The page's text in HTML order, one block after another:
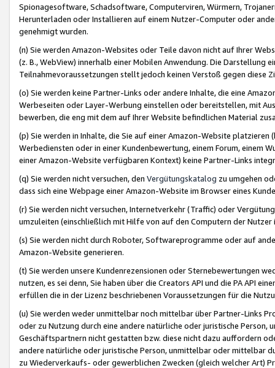
Spionagesoftware, Schadsoftware, Computerviren, Würmern,
Herunterladen oder Installieren auf einem Nutzer-Computer oder
genehmigt wurden.
(n) Sie werden Amazon-Websites oder Teile davon nicht auf Ihrer
(z. B., WebView) innerhalb einer Mobilen Anwendung. Die Darstellung
Teilnahmevoraussetzungen stellt jedoch keinen Verstoß gegen diese
(o) Sie werden keine Partner-Links oder andere Inhalte, die eine
Werbeseiten oder Layer-Werbung einstellen oder bereitstellen, mit
bewerben, die eng mit dem auf Ihrer Website befindlichen Material
(p) Sie werden in Inhalte, die Sie auf einer Amazon-Website
Werbediensten oder in einer Kundenbewertung, einem Forum, einem
einer Amazon-Website verfügbaren Kontext) keine Partner-Links
(q) Sie werden nicht versuchen, den Vergütungskatalog zu umgehen
dass sich eine Webpage einer Amazon-Website im Browser eines
(r) Sie werden nicht versuchen, Internetverkehr (Traffic) oder
umzuleiten (einschließlich mit Hilfe von auf den Computern der
(s) Sie werden nicht durch Roboter, Softwareprogramme oder auf
Amazon-Website generieren.
(t) Sie werden unsere Kundenrezensionen oder Sternebewertungen
nutzen, es sei denn, Sie haben über die Creators API und die PA API
erfüllen die in der Lizenz beschriebenen Voraussetzungen für die
(u) Sie werden weder unmittelbar noch mittelbar über Partner-Links
oder zu Nutzung durch eine andere natürliche oder juristische
Geschäftspartnern nicht gestatten bzw. diese nicht dazu auffordern
andere natürliche oder juristische Person, unmittelbar oder mittelbar
zu Wiederverkaufs- oder gewerblichen Zwecken (gleich welcher Art)